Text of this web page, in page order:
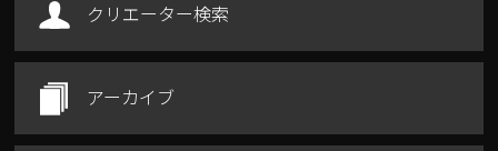
クリエーター検索
アーカイブ